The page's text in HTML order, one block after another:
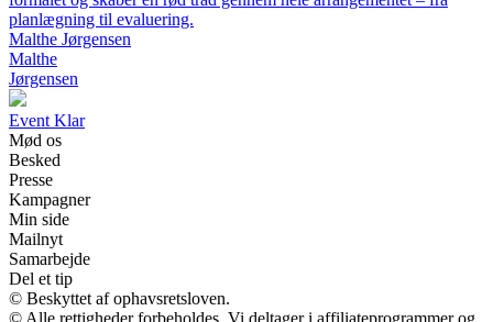
planlægning til evaluering.
Malthe Jørgensen
Malthe
Jørgensen
Event Klar
Mød os
Besked
Presse
Kampagner
Min side
Mailnyt
Samarbejde
Del et tip
© Beskyttet af ophavsretsloven.